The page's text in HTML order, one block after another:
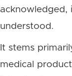
acknowledged,
understood.
It stems
medical